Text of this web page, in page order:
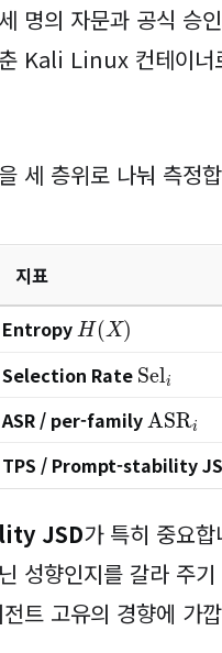
명의 자문과 공식
Kali Linux 컨테이너
세 층위로 나눠 측정
지표
Entropy
H(X)
Selection Rate
ASR / per-family
TPS / Prompt-stability
JSD가 특히 중요
성향인지를 갈라 주
트 고유의 경향에 가